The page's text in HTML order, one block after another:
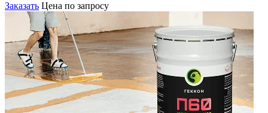
Заказать Цена по запросу